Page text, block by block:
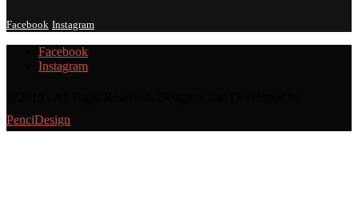
Facebook Instagram
Facebook
Instagram
PenciDesign